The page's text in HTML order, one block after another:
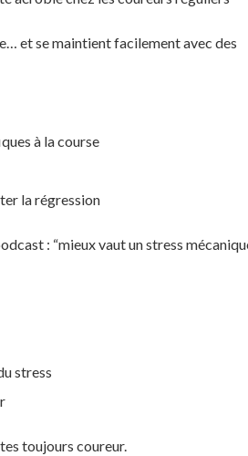
et se maintient facilement avec des
à la course
la régression
: “mieux vaut un stress
stress
toujours coureur.